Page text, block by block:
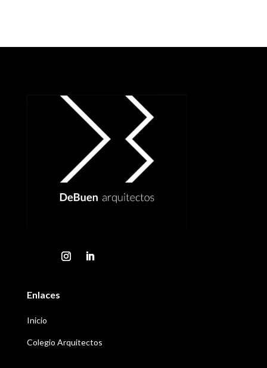
Enlaces
Inicio
Colegio Arquitectos